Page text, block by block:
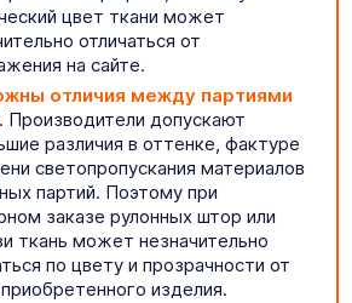
цвет ткани может
отличаться от
на сайте.
отличия между партиями
. Производители допускают
различия в оттенке, фактуре
светопропускания материалов
партий. Поэтому при
заказе рулонных штор или
ткань может незначительно
по цвету и прозрачности от
изделия.